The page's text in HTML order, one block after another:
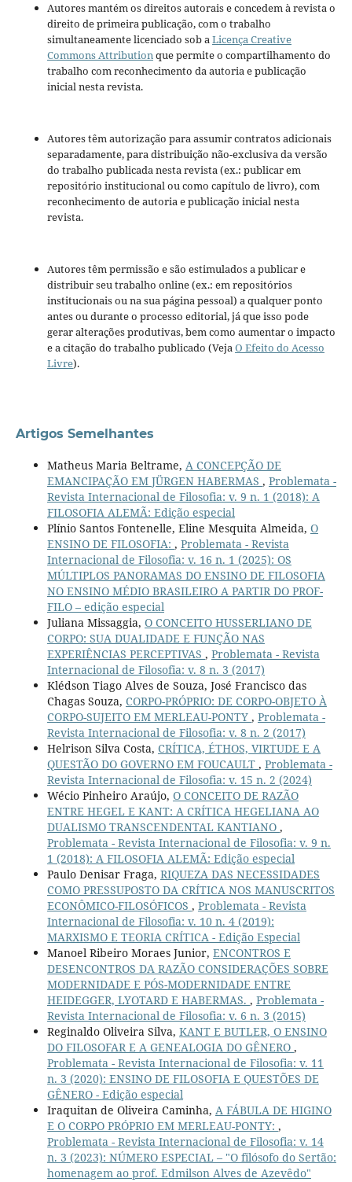
Autores mantém os direitos autorais e concedem à revista o
direito de primeira publicação, com o trabalho
simultaneamente licenciado sob aLicença Creative
Commons Attributionque permite o compartilhamento do
trabalho com reconhecimento da autoria e publicação
inicial nesta revista.
Autores têm autorização para assumir contratos adicionais
separadamente, para distribuição não-exclusiva da versão
do trabalho publicada nesta revista (ex.: publicar em
repositório institucional ou como capítulo de livro), com
reconhecimento de autoria e publicação inicial nesta
revista.
Autores têm permissão e são estimulados a publicar e
distribuir seu trabalho online (ex.: em repositórios
institucionais ou na sua página pessoal) a qualquer ponto
antes ou durante o processo editorial, já que isso pode
gerar alterações produtivas, bem como aumentar o impacto
e a citação do trabalho publicado (VejaO Efeito do Acesso
Livre).
Artigos Semelhantes
Matheus Maria Beltrame, A CONCEPÇÃO DE
EMANCIPAÇÃO EM JÜRGEN HABERMAS , Problemata -
Revista Internacional de Filosofia: v. 9 n. 1 (2018): A
FILOSOFIA ALEMÃ: Edição especial
Plínio Santos Fontenelle, Eline Mesquita Almeida, O
ENSINO DE FILOSOFIA: , Problemata - Revista
Internacional de Filosofia: v. 16 n. 1 (2025): OS
MÚLTIPLOS PANORAMAS DO ENSINO DE FILOSOFIA
NO ENSINO MÉDIO BRASILEIRO A PARTIR DO PROF-
FILO – edição especial
Juliana Missaggia, O CONCEITO HUSSERLIANO DE
CORPO: SUA DUALIDADE E FUNÇÃO NAS
EXPERIÊNCIAS PERCEPTIVAS , Problemata - Revista
Internacional de Filosofia: v. 8 n. 3 (2017)
Klédson Tiago Alves de Souza, José Francisco das
Chagas Souza, CORPO-PRÓPRIO: DE CORPO-OBJETO À
CORPO-SUJEITO EM MERLEAU-PONTY , Problemata -
Revista Internacional de Filosofia: v. 8 n. 2 (2017)
Helrison Silva Costa, CRÍTICA, ÉTHOS, VIRTUDE E A
QUESTÃO DO GOVERNO EM FOUCAULT , Problemata -
Revista Internacional de Filosofia: v. 15 n. 2 (2024)
Wécio Pinheiro Araújo, O CONCEITO DE RAZÃO
ENTRE HEGEL E KANT: A CRÍTICA HEGELIANA AO
DUALISMO TRANSCENDENTAL KANTIANO ,
Problemata - Revista Internacional de Filosofia: v. 9 n.
1 (2018): A FILOSOFIA ALEMÃ: Edição especial
Paulo Denisar Fraga, RIQUEZA DAS NECESSIDADES
COMO PRESSUPOSTO DA CRÍTICA NOS MANUSCRITOS
ECONÔMICO-FILOSÓFICOS , Problemata - Revista
Internacional de Filosofia: v. 10 n. 4 (2019):
MARXISMO E TEORIA CRÍTICA - Edição Especial
Manoel Ribeiro Moraes Junior, ENCONTROS E
DESENCONTROS DA RAZÃO CONSIDERAÇÕES SOBRE
MODERNIDADE E PÓS-MODERNIDADE ENTRE
HEIDEGGER, LYOTARD E HABERMAS. , Problemata -
Revista Internacional de Filosofia: v. 6 n. 3 (2015)
Reginaldo Oliveira Silva, KANT E BUTLER, O ENSINO
DO FILOSOFAR E A GENEALOGIA DO GÊNERO ,
Problemata - Revista Internacional de Filosofia: v. 11
n. 3 (2020): ENSINO DE FILOSOFIA E QUESTÕES DE
GÊNERO - Edição especial
Iraquitan de Oliveira Caminha, A FÁBULA DE HIGINO
E O CORPO PRÓPRIO EM MERLEAU-PONTY: ,
Problemata - Revista Internacional de Filosofia: v. 14
n. 3 (2023): NÚMERO ESPECIAL – "O filósofo do Sertão:
homenagem ao prof. Edmilson Alves de Azevêdo"